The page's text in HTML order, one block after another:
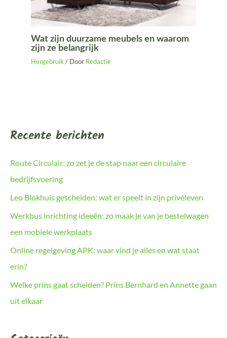
Wat zijn duurzame meubels en waarom
zijn ze belangrijk
Hergebruik/ Door Redactie
Recente berichten
Route Circulair: zo zet je de stap naar een circulaire
bedrijfsvoering
Leo Blokhuis gescheiden: wat er speelt in zijn privéleven
Werkbus inrichting ideeën: zo maak je van je bestelwagen
een mobiele werkplaats
Online regelgeving APK: waar vind je alles en wat staat
erin?
Welke prins gaat scheiden? Prins Bernhard en Annette gaan
uit elkaar